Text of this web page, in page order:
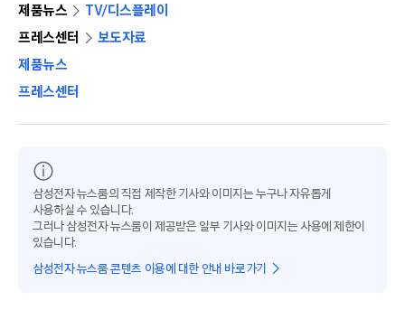
제품뉴스
TV/디스플레이
프레스센터
보도자료
제품뉴스
프레스센터
삼성전자 뉴스룸의 직접 제작한 기사와 이미지는 누구나 자유롭게
사용하실 수 있습니다.
그러나 삼성전자 뉴스룸이 제공받은 일부 기사와 이미지는 사용에 제한이
있습니다.
삼성전자 뉴스룸 콘텐츠 이용에 대한 안내 바로가기